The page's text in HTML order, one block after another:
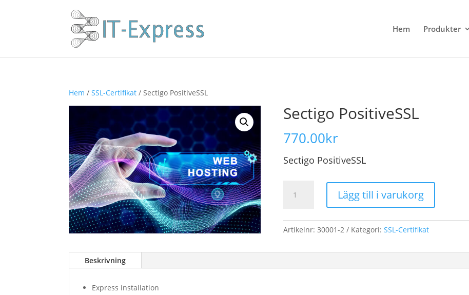
Hem Produkter
Hem /SSL-Certifikat / Sectigo PositiveSSL
Sectigo PositiveSSL
770.00kr
Sectigo PositiveSSL
PositiveSSL
Lägg till i varukorg
Artikelnr: 30001-2 Kategori: SSL-Certifikat
Beskrivning
Express installation